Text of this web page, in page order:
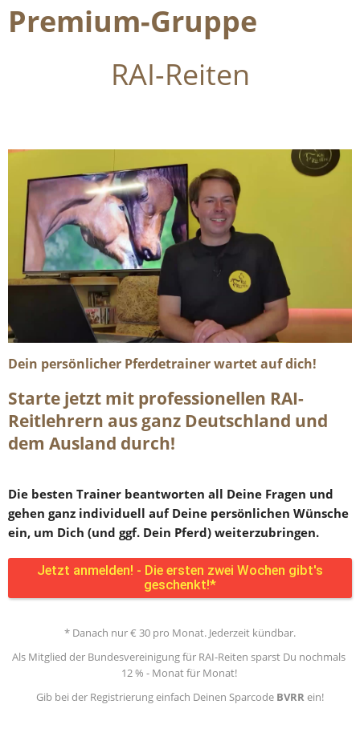
Premium-Gruppe
RAI-Reiten
Dein persönlicher Pferdetrainer wartet auf dich!
Starte jetzt mit professionellen RAI-
Reitlehrern aus ganz Deutschland und
dem Ausland durch!
Die besten Trainer beantworten all Deine Fragen und
gehen ganz individuell auf Deine persönlichen Wünsche
ein, um Dich (und ggf. Dein Pferd) weiterzubringen.
Jetzt anmelden! - Die ersten zwei Wochen gibt's
geschenkt!*
* Danach nur € 30 pro Monat. Jederzeit kündbar.
Als Mitglied der Bundesvereinigung für RAI-Reiten sparst Du nochmals
12 % - Monat für Monat!
Gib bei der Registrierung einfach Deinen Sparcode BVRR ein!